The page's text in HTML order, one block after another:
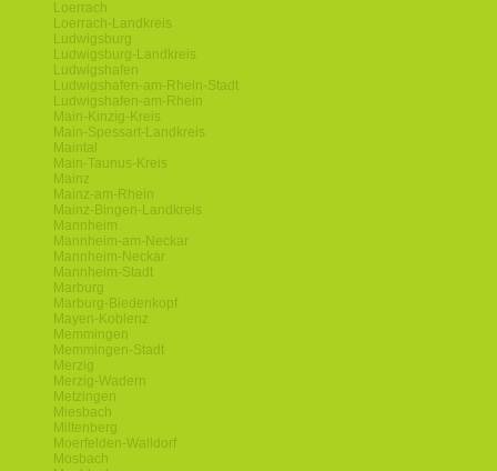
Loerrach
Loerrach-Landkreis
Ludwigsburg
Ludwigsburg-Landkreis
Ludwigshafen
Ludwigshafen-am-Rhein-Stadt
Ludwigshafen-am-Rhein
Main-Kinzig-Kreis
Main-Spessart-Landkreis
Maintal
Main-Taunus-Kreis
Mainz
Mainz-am-Rhein
Mainz-Bingen-Landkreis
Mannheim
Mannheim-am-Neckar
Mannheim-Neckar
Mannheim-Stadt
Marburg
Marburg-Biedenkopf
Mayen-Koblenz
Memmingen
Memmingen-Stadt
Merzig
Merzig-Wadern
Metzingen
Miesbach
Miltenberg
Moerfelden-Walldorf
Mosbach